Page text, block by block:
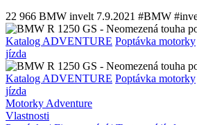
22 966 BMW invelt 7.9.2021 #BMW
Katalog ADVENTURE Poptávka motorky
jízda
Katalog ADVENTURE Poptávka motorky
jízda
Motorky Adventure
Vlastnosti